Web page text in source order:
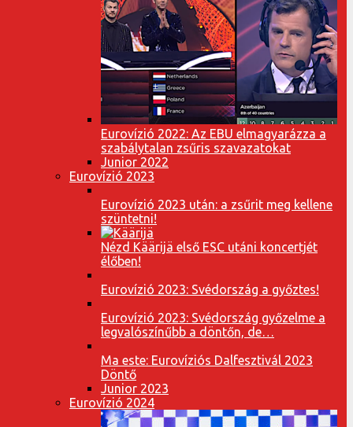
Eurovízió 2022: Az EBU elmagyarázza a
szabálytalan zsűris szavazatokat
Junior 2022
Eurovízió 2023
Eurovízió 2023 után: a zsűrit meg kellene
szüntetni!
Nézd Käärijä első ESC utáni koncertjét
élőben!
Eurovízió 2023: Svédország a győztes!
Eurovízió 2023: Svédország győzelme a
legvalószínűbb a döntőn, de…
Ma este: Eurovíziós Dalfesztivál 2023
Döntő
Junior 2023
Eurovízió 2024